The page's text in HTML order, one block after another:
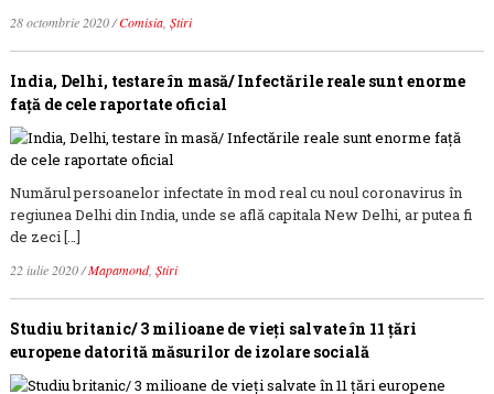
28 octombrie 2020/Comisia, Știri
India, Delhi, testare în masă/ Infectările reale sunt enorme
față de cele raportate oficial
Numărul persoanelor infectate în mod real cu noul coronavirus în
regiunea Delhi din India, unde se află capitala New Delhi, ar putea fi
de zeci […]
22 iulie 2020/Mapamond, Știri
Studiu britanic/ 3 milioane de vieți salvate în 11 țări
europene datorită măsurilor de izolare socială